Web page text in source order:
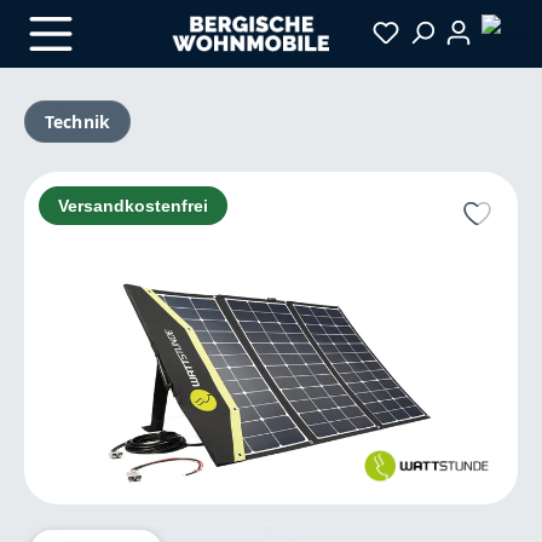
Zum Hauptinhalt springen
Technik
Bildergalerie überspringen
Versandkostenfrei